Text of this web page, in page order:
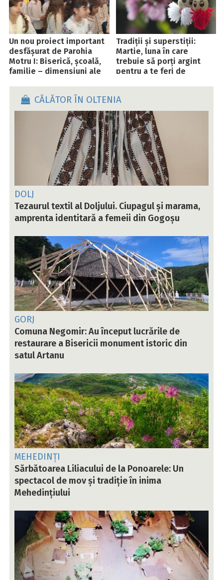
Un nou proiect important
desfășurat de Parohia
Motru I: Biserică, școală,
familie – dimensiuni ale
Tradiții și superstiții:
Martie, luna în care
trebuie să porți argint
pentru a te feri de
CĂLĂTOR ÎN OLTENIA
DOLJ
Tezaurul textil al Doljului. Ciupagul și marama,
amprenta identitară a femeii din Gogoșu
GORJ
Comuna Negomir: Au început lucrările de
restaurare a Bisericii monument istoric din
satul Artanu
MEHEDINȚI
Sărbătoarea Liliacului de la Ponoarele: Un
spectacol de mov și tradiție în inima
Mehedințiului